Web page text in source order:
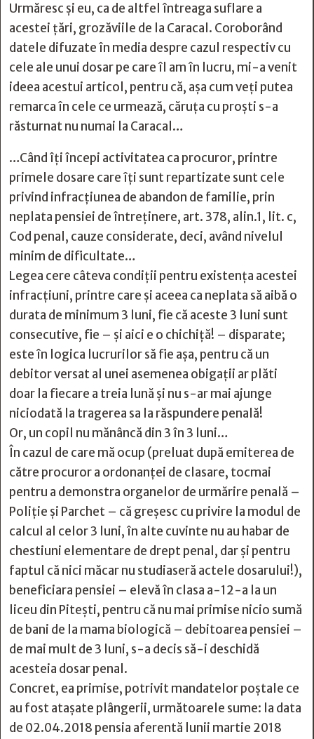
Urmăresc și eu, ca de altfel întreaga suflare a
acestei ţări, grozăviile de la Caracal. Coroborând
datele difuzate în media despre cazul respectiv cu
cele ale unui dosar pe care îl am în lucru, mi-a venit
ideea acestui articol, pentru că, aşa cum veţi putea
remarca în cele ce urmează, căruţa cu proşti s-a
răsturnat nu numai la Caracal…
…Când îţi începi activitatea ca procuror, printre
primele dosare care îţi sunt repartizate sunt cele
privind infracţiunea de abandon de familie, prin
neplata pensiei de întreținere, art. 378, alin.1, lit. c,
Cod penal, cauze considerate, deci, având nivelul
minim de dificultate…
Legea cere câteva condiții pentru existența acestei
infracțiuni, printre care și aceea ca neplata să aibă o
durata de minimum 3 luni, fie că aceste 3 luni sunt
consecutive, fie – și aici e o chichiţă! – disparate;
este în logica lucrurilor să fie aşa, pentru că un
debitor versat al unei asemenea obigații ar plăti
doar la fiecare a treia lună și nu s-ar mai ajunge
niciodată la tragerea sa la răspundere penală!
Or, un copil nu mănâncă din 3 în 3 luni…
În cazul de care mă ocup (preluat după emiterea de
către procuror a ordonanţei de clasare, tocmai
pentru a demonstra organelor de urmărire penală –
Poliție și Parchet – că greşesc cu privire la modul de
calcul al celor 3 luni, în alte cuvinte nu au habar de
chestiuni elementare de drept penal, dar şi pentru
faptul că nici măcar nu studiaseră actele dosarului!),
beneficiara pensiei – elevă în clasa a-12-a la un
liceu din Pitești, pentru că nu mai primise nicio sumă
de bani de la mama biologică – debitoarea pensiei –
de mai mult de 3 luni, s-a decis să-i deschidă
acesteia dosar penal.
Concret, ea primise, potrivit mandatelor poştale ce
au fost ataşate plângerii, următoarele sume: la data
de 02.04.2018 pensia aferentă lunii martie 2018